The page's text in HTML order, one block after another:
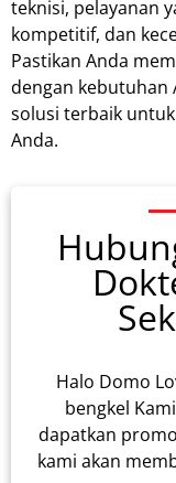
teknisi, pelayanan
kompetitif, dan
Pastikan Anda
dengan kebutuhan
solusi terbaik
Anda.
Halo Domo
bengkel
dapatkan
kami akan